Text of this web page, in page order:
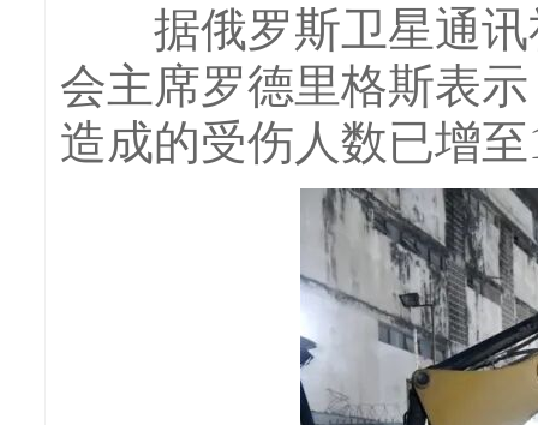
据俄罗斯卫星通讯
会主席罗德里格斯表
造成的受伤人数已增至